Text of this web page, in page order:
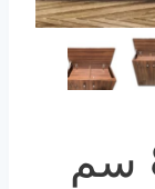
جزامة مودرن 80 سم